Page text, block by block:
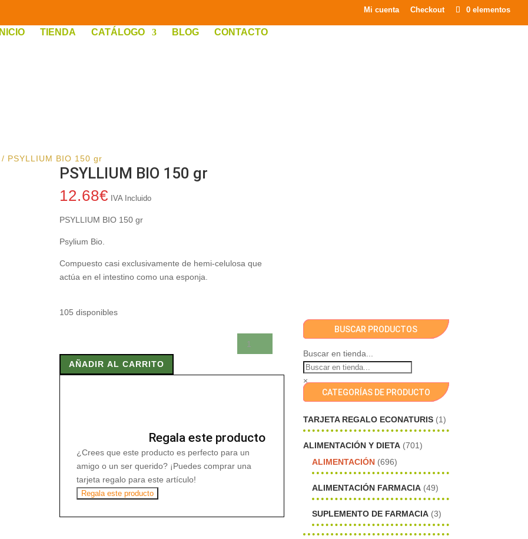
Mi cuenta Checkout 0 elementos
INICIO TIENDA CATÁLOGO BLOG CONTACTO
/ PSYLLIUM BIO 150 gr
PSYLLIUM BIO 150 gr
12.68€ IVA Incluido
PSYLLIUM BIO 150 gr
Psylium Bio.
Compuesto casi exclusivamente de hemi-celulosa que
actúa en el intestino como una esponja.
105 disponibles
BIO
150AÑADIR AL CARRITO
Regala este producto
¿Crees que este producto es perfecto para un
amigo o un ser querido? ¡Puedes comprar una
tarjeta regalo para este artículo!
Regala este producto
BUSCAR PRODUCTOS
Buscar en tienda...
×
CATEGORÍAS DE PRODUCTO
TARJETA REGALO ECONATURIS (1)
ALIMENTACIÓN Y DIETA (701)
ALIMENTACIÓN (696)
ALIMENTACIÓN FARMACIA (49)
SUPLEMENTO DE FARMACIA (3)